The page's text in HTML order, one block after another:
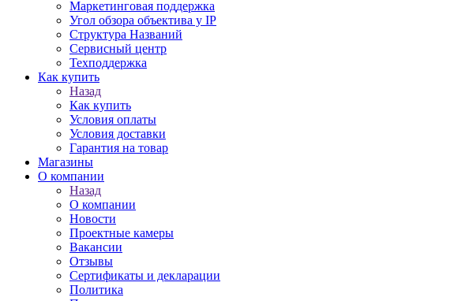
Маркетинговая поддержка
Угол обзора объектива у IP
Структура Названий
Сервисный центр
Техподдержка
Как купить
Назад
Как купить
Условия оплаты
Условия доставки
Гарантия на товар
Магазины
О компании
Назад
О компании
Новости
Проектные камеры
Вакансии
Отзывы
Сертификаты и декларации
Политика